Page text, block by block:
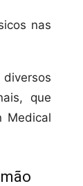
nas
que
Medical